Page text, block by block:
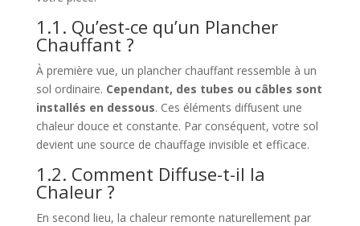
1.1. Qu’est-ce qu’un Plancher
Chauffant ?
À première vue, un plancher chauffant ressemble à un
sol ordinaire. Cependant, des tubes ou câbles sont
installés en dessous. Ces éléments diffusent une
chaleur douce et constante. Par conséquent, votre sol
devient une source de chauffage invisible et efficace.
1.2. Comment Diffuse-t-il la
Chaleur ?
En second lieu, la chaleur remonte naturellement par